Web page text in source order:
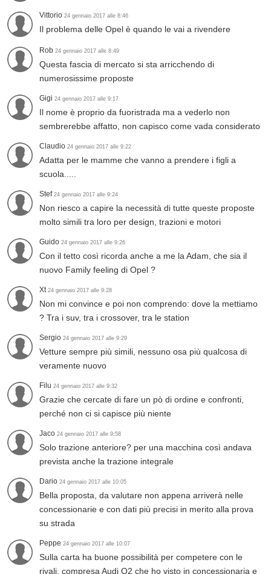
Vittorio 24 gennaio 2017 alle 8:46
Il problema delle Opel è quando le vai a rivendere
Rob 24 gennaio 2017 alle 8:49
Questa fascia di mercato si sta arricchendo di
numerosissime proposte
Gigi 24 gennaio 2017 alle 9:17
Il nome è proprio da fuoristrada ma a vederlo non
sembrerebbe affatto, non capisco come vada considerato
Claudio 24 gennaio 2017 alle 9:22
Adatta per le mamme che vanno a prendere i figli a
scuola.....
Stef 24 gennaio 2017 alle 9:24
Non riesco a capire la necessità di tutte queste proposte
molto simili tra loro per design, trazioni e motori
Guido 24 gennaio 2017 alle 9:26
Con il tetto così ricorda anche a me la Adam, che sia il
nuovo Family feeling di Opel ?
Xt 24 gennaio 2017 alle 9:28
Non mi convince e poi non comprendo: dove la mettiamo
? Tra i suv, tra i crossover, tra le station
Sergio 24 gennaio 2017 alle 9:29
Vetture sempre più simili, nessuno osa più qualcosa di
veramente nuovo
Filu 24 gennaio 2017 alle 9:32
Grazie che cercate di fare un pò di ordine e confronti,
perché non ci si capisce più niente
Jaco 24 gennaio 2017 alle 9:58
Solo trazione anteriore? per una macchina così andava
prevista anche la trazione integrale
Dario 24 gennaio 2017 alle 10:05
Bella proposta, da valutare non appena arriverà nelle
concessionarie e con dati più precisi in merito alla prova
su strada
Peppe 24 gennaio 2017 alle 10:07
Sulla carta ha buone possibilità per competere con le
rivali, compresa Audi Q2 che ho visto in concessionaria e